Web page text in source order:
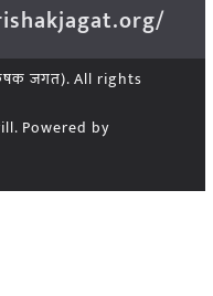
जगत). All rights
Powered by